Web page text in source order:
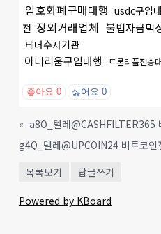
암호화폐구매대행 usdc구입
전 장외거래업체 불법자금믹
테더수사기관
이더리움구입대행 트론리플전송
좋아요 0 싫어요 0
«
목록보기
답글쓰기
Powered by KBoard